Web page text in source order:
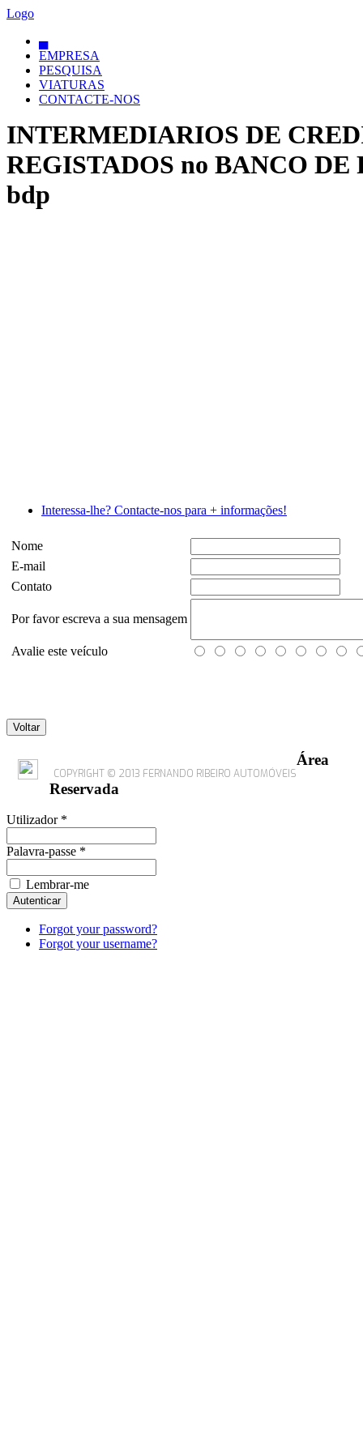
Logo
▄
EMPRESA
PESQUISA
VIATURAS
CONTACTE-NOS
INTERMEDIARIOS DE
REGISTADOS no BANCO
bdp
Interessa-lhe? Contacte-nos para + informações!
Nome
E-mail
Contato
Por favor escreva a sua mensagem
Avalie este veículo
COPYRIGHT © 2013 FERNANDO RIBEIRO AUTOMÓVEIS
Área
Reservada
Utilizador *
Palavra-passe *
Lembrar-me
Forgot your password?
Forgot your username?